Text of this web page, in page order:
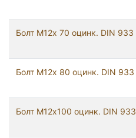
Болт М12х 70 оцинк. DIN 933
Болт М12х 80 оцинк. DIN 933
Болт М12х100 оцинк. DIN 933